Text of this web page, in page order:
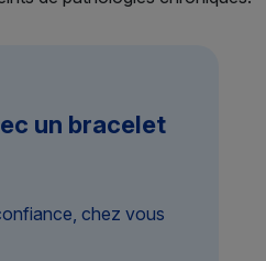
un bracelet
chez vous